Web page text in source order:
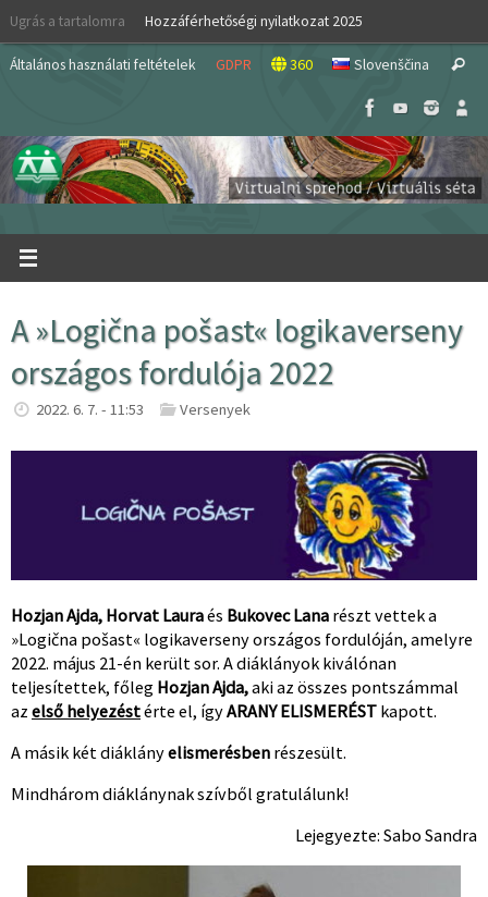
Skip
content
Ugrás a tartalomra Hozzáférhetőségi nyilatkozat 2025
Általános használati feltételek GDPR 360 Slovenščina Search
A »Logična pošast« logikaverseny
országos fordulója 2022
2022. 6. 7. - 11:53 Versenyek
HozjanAjda, Horvat Lauraés Bukovec Lana részt vettek a
»Logična pošast« logikaverseny országos fordulóján, amelyre
2022. május 21-én került sor. A diáklányok kiválónan
teljesítettek, főleg Hozjan Ajda,aki az összes pontszámmal
az első helyezéstérte el, ígyARANY ELISMERÉST kapott.
A másik két diáklányelismerésben részesült.
Mindhárom diáklánynak szívből gratulálunk!
Lejegyezte: Sabo Sandra